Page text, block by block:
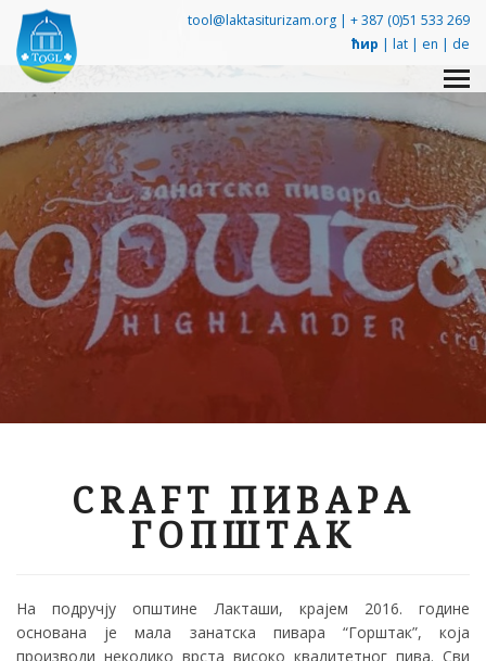
tool@laktasiturizam.org | + 387 (0)51 533 269
ћир | lat | en | de
CRAFT ПИВАРА
ГОПШТАК
На подручју општине Лакташи, крајем 2016. године
основана је мала занатска пивара “Горштак”, која
производи неколико врста високо квалитетног пива. Сви